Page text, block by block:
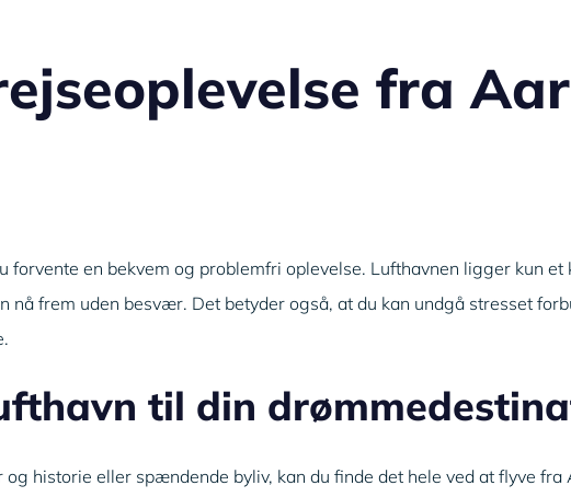
fra
forvente en bekvem og problemfri oplevelse. Lufthavnen ligger kun et
nå frem uden besvær. Det betyder også, at du kan undgå stresset
til din
historie eller spændende byliv, kan du finde det hele ved at flyve fra